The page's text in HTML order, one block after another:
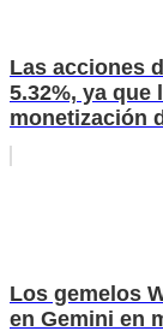
Las acciones
5.32%, ya que
monetización
Los gemelos
en Gemini en